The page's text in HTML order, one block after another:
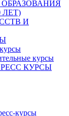
ЛЕТ)
И
курсы
КУРСЫ
курсы